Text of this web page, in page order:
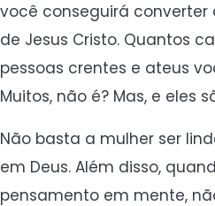
você conseguirá converter
de Jesus Cristo. Quantos
pessoas crentes e ateus
Muitos, não é? Mas, e eles
Não basta a mulher ser
em Deus. Além disso,
pensamento em mente,